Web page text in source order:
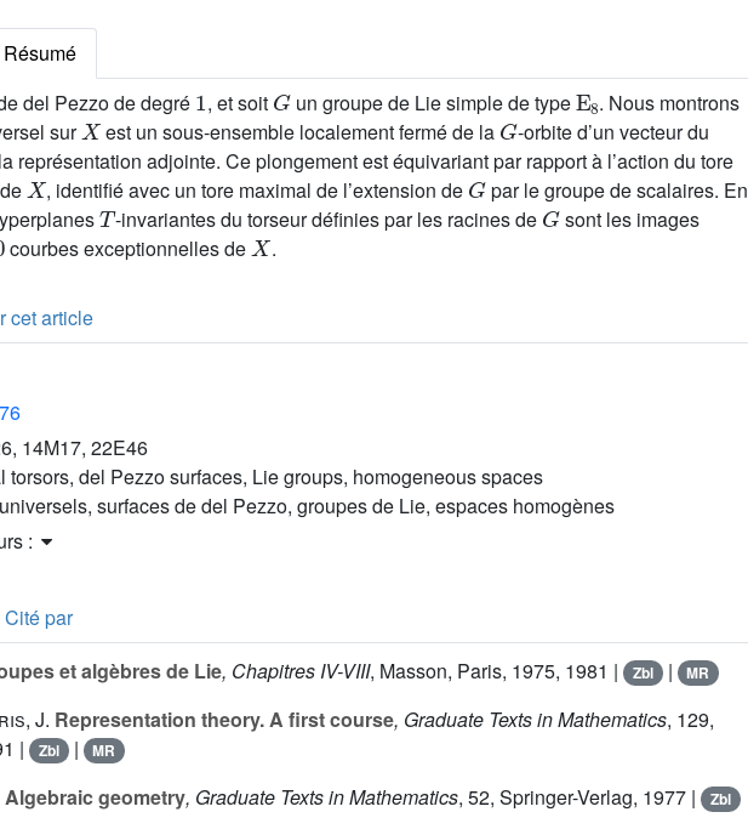
Résumé
del Pezzo de degré
1
, et soit
G
un groupe de Lie simple de type
E8
. Nous montrons
sur
X
est un sous-ensemble localement fermé de la
G
-orbite d’un vecteur du
représentation adjointe. Ce plongement est équivariant par rapport à l’action du tore
X
, identifié avec un tore maximal de l’extension de
G
par le groupe de scalaires. En
T
-invariantes du torseur définies par les racines de
G
sont les images
courbes exceptionnelles de
X
.
cet article
14M17, 22E46
torsors, del Pezzo surfaces, Lie groups, homogeneous spaces
surfaces de del Pezzo, groupes de Lie, espaces homogènes
:
Cité par
et algèbres de Lie, Chapitres IV-VIII, Masson, Paris, 1975, 1981 | Zbl | MR
J. Representation theory. A first course, Graduate Texts in Mathematics, 129,
|
Zbl | MR
Algebraic geometry, Graduate Texts in Mathematics, 52, Springer-Verlag, 1977 | Zbl